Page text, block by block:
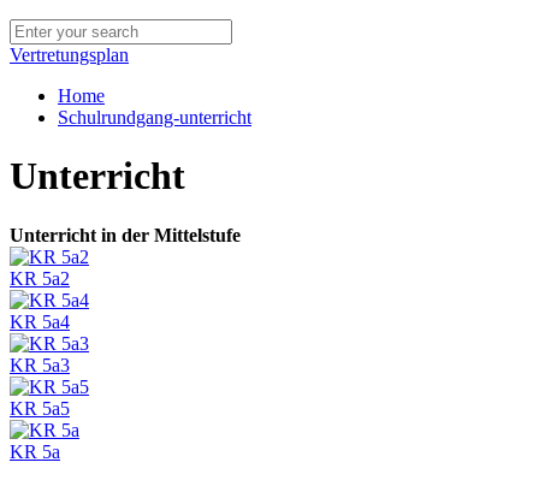
Vertretungsplan
Home
Schulrundgang-unterricht
Unterricht
Unterricht in der Mittelstufe
KR 5a2
KR 5a4
KR 5a3
KR 5a5
KR 5a